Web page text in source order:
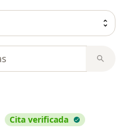
Cita verificada